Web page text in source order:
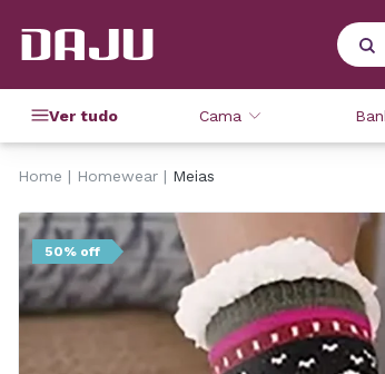
Ver tudo Cama
Home Homewear Meias
50% off